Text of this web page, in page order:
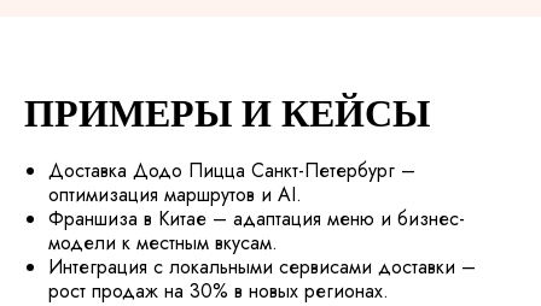
ПРИМЕРЫ И КЕЙСЫ
Доставка Додо Пицца Санкт-Петербург –
оптимизация маршрутов и AI.
Франшиза в Китае – адаптация меню и бизнес-
модели к местным вкусам.
Интеграция с локальными сервисами доставки –
рост продаж на 30% в новых регионах.